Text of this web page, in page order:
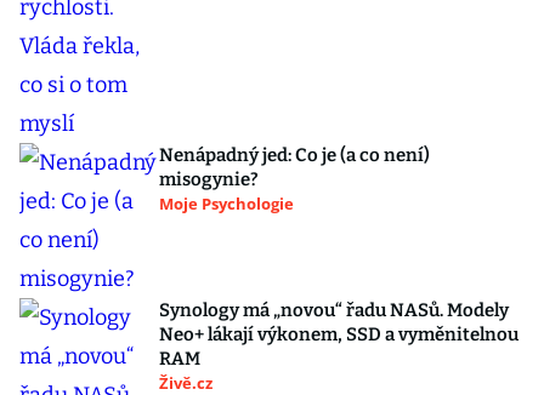
Nenápadný jed: Co je (a co není)
misogynie?
Moje Psychologie
Synology má „novou“ řadu NASů. Modely
Neo+ lákají výkonem, SSD a vyměnitelnou
RAM
Živě.cz